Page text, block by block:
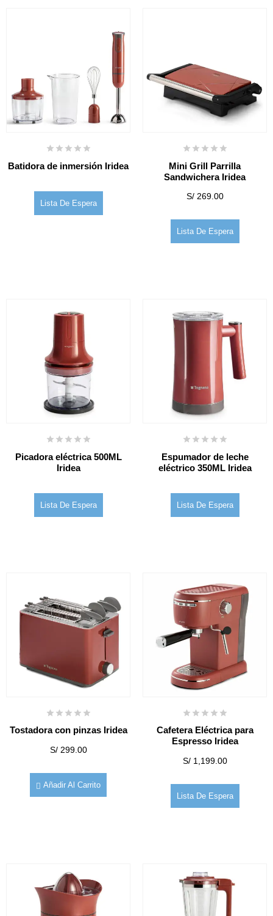
Batidora de inmersión Iridea
Lista De Espera
Mini Grill Parrilla
Sandwichera Iridea
S/269.00
Lista De Espera
Picadora eléctrica 500ML
Iridea
Lista De Espera
Espumador de leche
eléctrico 350ML Iridea
Lista De Espera
Tostadora con pinzas Iridea
S/299.00
Añadir Al Carrito
Cafetera Eléctrica para
Espresso Iridea
S/1,199.00
Lista De Espera